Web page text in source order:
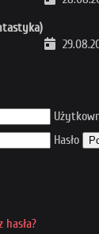
Hasło
hasła?